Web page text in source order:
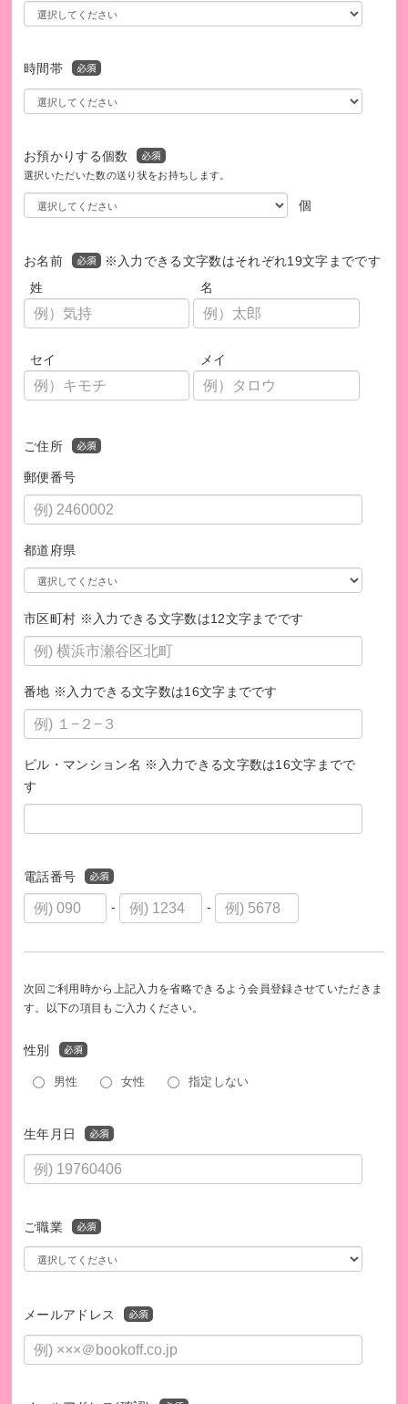
時間帯
お預かりする個数
選択いただいた数の送り状をお持ちします。
個
お名前
※入力できる文字数はそれぞれ19文字までです
姓
名
セイ メイ
ご住所
郵便番号
都道府県
市区町村 ※入力できる文字数は12文字までです
番地 ※入力できる文字数は16文字までです
ビル・マンション名 ※入力できる文字数は16文字までで
す
電話番号
- -
次回ご利用時から上記入力を省略できるよう会員登録させていただきま
す。以下の項目もご入力ください。
性別
男性 女性 指定しない
生年月日
ご職業
メールアドレス